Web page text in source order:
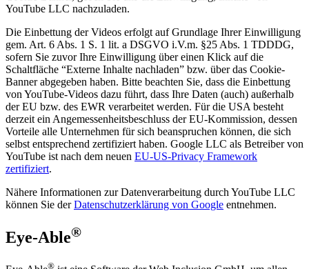
YouTube LLC nachzuladen.
Die Einbettung der Videos erfolgt auf Grundlage Ihrer Einwilligung
gem. Art. 6 Abs. 1 S. 1 lit. a DSGVO i.V.m. §25 Abs. 1 TDDDG,
sofern Sie zuvor Ihre Einwilligung über einen Klick auf die
Schaltfläche “Externe Inhalte nachladen” bzw. über das Cookie-
Banner abgegeben haben. Bitte beachten Sie, dass die Einbettung
von YouTube-Videos dazu führt, dass Ihre Daten (auch) außerhalb
der EU bzw. des EWR verarbeitet werden. Für die USA besteht
derzeit ein Angemessenheitsbeschluss der EU-Kommission, dessen
Vorteile alle Unternehmen für sich beanspruchen können, die sich
selbst entsprechend zertifiziert haben. Google LLC als Betreiber von
YouTube ist nach dem neuen EU-US-Privacy Framework
zertifiziert.
Nähere Informationen zur Datenverarbeitung durch YouTube LLC
können Sie derDatenschutzerklärung von Google entnehmen.
Eye-Able®
®